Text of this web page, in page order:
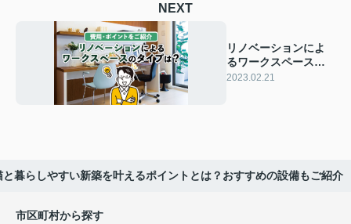
NEXT
リノベーションによ
るワークスペースの
タイプは？費用・ポ
2023.02.21
暮らしやすい新築を叶えるポイントとは？おすすめの設備もご紹介
市区町村から探す